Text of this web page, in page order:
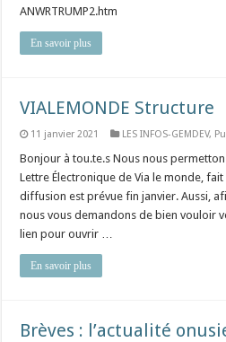
ANWRTRUMP2.htm
En savoir plus
VIALEMONDE Structure
11 janvier 2021 LES INFOS-GEMDEV,
Bonjour à tou.te.s Nous nous
Lettre Électronique de Via le monde,
diffusion est prévue fin janvier. Aussi,
nous vous demandons de bien vouloir
lien pour ouvrir …
En savoir plus
Brèves : l’actualité